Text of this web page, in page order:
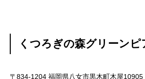
くつろぎの森グリーンピ
〒834-1204 福岡県八女市黒木町木屋10905